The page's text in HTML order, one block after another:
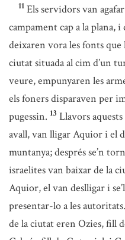
11 Els servidors van
campament cap a la plana,
deixaren vora les fonts
ciutat situada al cim d’un
veure, empunyaren les
els foners disparaven per
pugessin. 13 Llavors
avall, van lligar Aquior i el
muntanya; després se’n
israelites van baixar de la
Aquior, el van deslligar i
presentar-lo a les autoritats.
de la ciutat eren Ozies, fill